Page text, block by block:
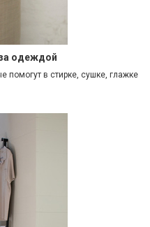
одеждой
помогут в стирке, сушке, глажке